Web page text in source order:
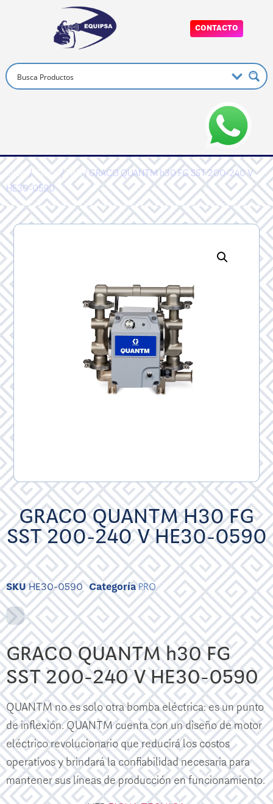
CONTACTO
Inicio/Graco/PRO/ GRACO QUANTM h30 FG SST 200-240 V
HE30-0590
GRACO QUANTM H30 FG
SST 200-240 V HE30-0590
SKUHE30-0590 CategoríaPRO
GRACO QUANTM h30 FG
SST 200-240 V HE30-0590
QUANTM no es solo otra bomba eléctrica: es un punto
de inflexión. QUANTM cuenta con un diseño de motor
eléctrico revolucionario que reducirá los costos
operativos y brindará la confiabilidad necesaria para
mantener sus líneas de producción en funcionamiento.